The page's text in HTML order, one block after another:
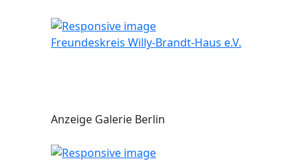
Freundeskreis Willy-Brandt-Haus e.V.
Anzeige Galerie Berlin